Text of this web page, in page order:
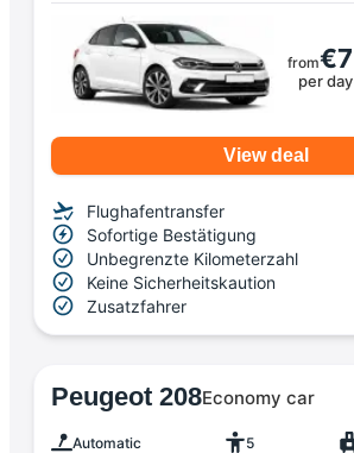
from€7
per day
View deal
Flughafentransfer
Sofortige Bestätigung
Unbegrenzte Kilometerzahl
Keine Sicherheitskaution
Zusatzfahrer
Peugeot 208Economy car
Automatic 5